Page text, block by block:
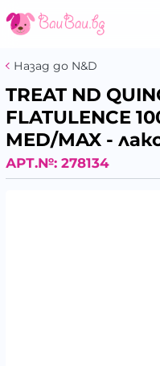
Назад до N&D
TREAT ND
FLATULENCE
MED/MAX -
АРТ.№: 278134